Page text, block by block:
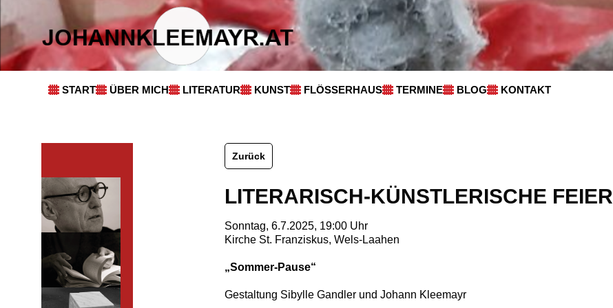
START ÜBER MICH LITERATUR KUNST FLÖSSERHAUS TERMINE BLOG KONTAKT
Zurück
LITERARISCH-KÜNSTLERISCHE FEIER
Sonntag, 6.7.2025, 19:00 Uhr
Kirche St. Franziskus, Wels-Laahen
„Sommer-Pause“
Gestaltung Sibylle Gandler und Johann Kleemayr